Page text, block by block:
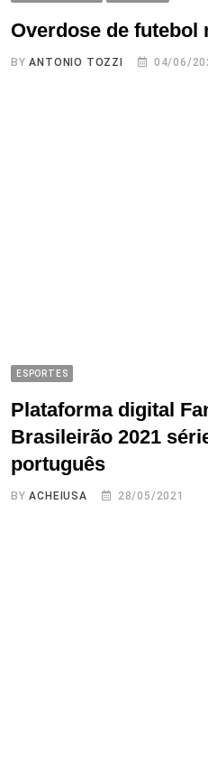
Overdose de futebol
BYANTONIO TOZZI 04/06/
ESPORTES
Plataforma digital
Brasileirão 2021
português
BYACHEIUSA 28/05/2021